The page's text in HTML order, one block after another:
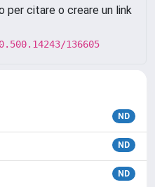
citare o creare un link
136605
ND
ND
ND